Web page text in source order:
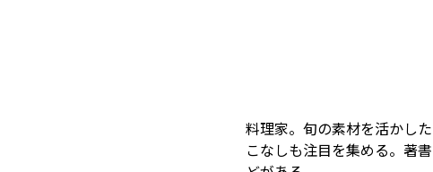
料理家。旬の素材を活かし
こなしも注目を集める。著